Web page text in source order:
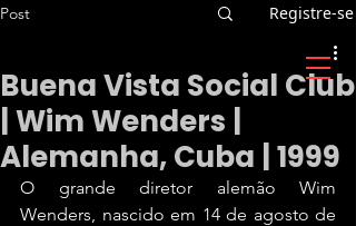
Post Registre-se
Buena Vista Social Club
| Wim Wenders |
Alemanha, Cuba | 1999
O grande diretor alemão Wim
Wenders, nascido em 14 de agosto de